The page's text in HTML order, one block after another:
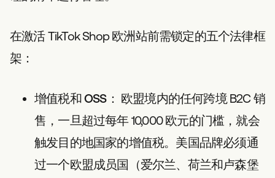
在激活 TikTok Shop 欧洲站前需锁定的五个法律框
架：
增值税和 OSS： 欧盟境内的任何跨境 B2C 销
售，一旦超过每年 10,000 欧元的门槛，就会
触发目的地国家的增值税。美国品牌必须通
过一个欧盟成员国（爱尔兰、荷兰和卢森堡